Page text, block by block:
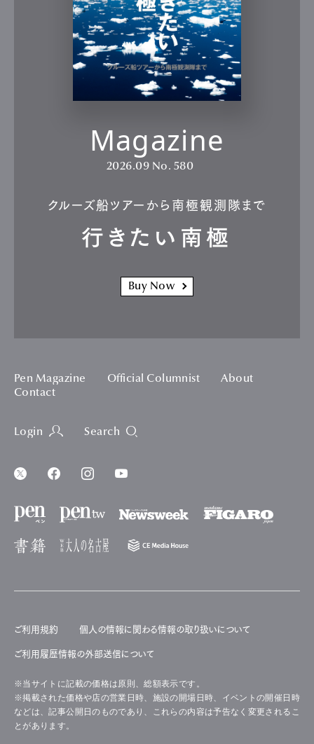
Magazine
2026.09 No. 580
クルーズ船ツアーから南極観測隊まで
行きたい南極
Buy Now
Pen Magazine Official Columnist
About
Contact
Login Search
ご利用規約 個人の情報に関わる情報の取り扱いについて
ご利用履歴情報の外部送信について
※当サイトに記載の価格は原則、総額表示です。
※掲載された価格や店の営業日時、施設の開場日時、イベントの開催日時
などは、記事公開日のものであり、これらの内容は予告なく変更されるこ
とがあります。